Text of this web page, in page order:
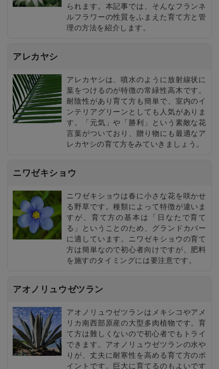
られます。本記事では、そんなフランネ
ルフラワーの性質をふまえた育て方と管
理の方法を紹介します。
アレカヤシ
アレカヤシは、噴水のように放射線状に
葉をつけるのが特徴の常緑性高木です。
耐陰性があり育て方も簡単で、室内のイ
ンテリアグリーンとしても人気がありま
す。「元気」や「勝利」という素敵な花
言葉がついており、贈り物にも最適なア
レカヤシの育て方をみていきましょう。
ニワゼキショウ
ニワゼキショウは春に小さな花を咲かせ
る野草です。種類によって特徴が違いま
すが、育て方の基本は「日なたで育て
る」ということのため、グランドカバー
に適しています。ニワゼキショウの育て
方は簡単なので初心者向けですが、肥料
を施すのタイミングには要注意です。
アオノリュウゼツラン
アオノリュウゼツランはメキシコやアメ
リカ南西部原産の大型多肉植物です。育
て方は難しくないので初心者でもトライ
できます。アオノリュウゼツランの水や
りが、丈夫に耐寒性を高める育て方のポ
イントです。巨大に育てるのもよいです